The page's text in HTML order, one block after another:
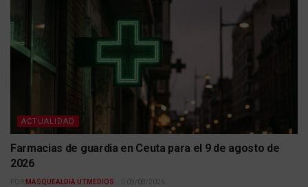
ACTUALIDAD
Farmacias de guardia en Ceuta para el 9 de agosto de
2026
POR MASQUEALDIA UTMEDIOS 09/08/2026